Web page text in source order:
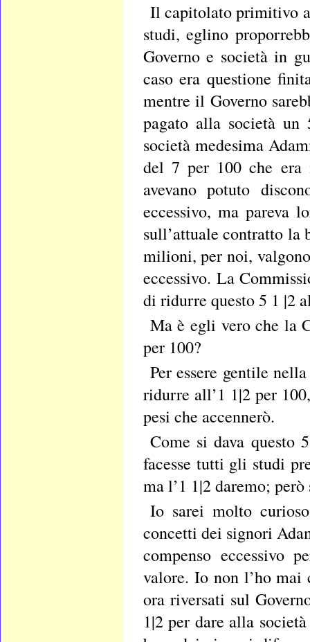
Il capitolato primitivo
studi, eglino
Governo e società in
caso era questione
mentre il Governo
pagato alla società
società medesima
del 7 per 100 che era
avevano potuto
eccessivo, ma pareva
sull’attuale contratto la
milioni, per noi,
eccessivo. La
di ridurre questo 5 1 |2
Ma è egli vero che la
per 100?
Per essere gentile
ridurre all’1 1|2 per
pesi che accennerò.
Come si dava questo
facesse tutti gli studi
ma l’1 1|2 daremo;
Io sarei molto
concetti dei signori
compenso eccessivo
valore. Io non l’ho mai
ora riversati sul
1|2 per dare alla